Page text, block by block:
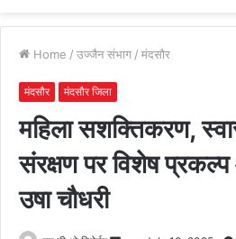
Home / उज्जैन संभाग / मंदसौर
मंदसौर मंदसौर जिला
महिला सशक्तिकरण,
संरक्षण पर विशेष
उषा चौधरी